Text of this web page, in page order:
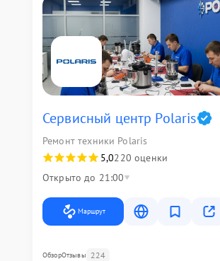
Сервисный центр Polaris
Ремонт техники Polaris
5,0220 оценки
Открыто до 21:00
Маршрут
ОбзорОтзывы 224